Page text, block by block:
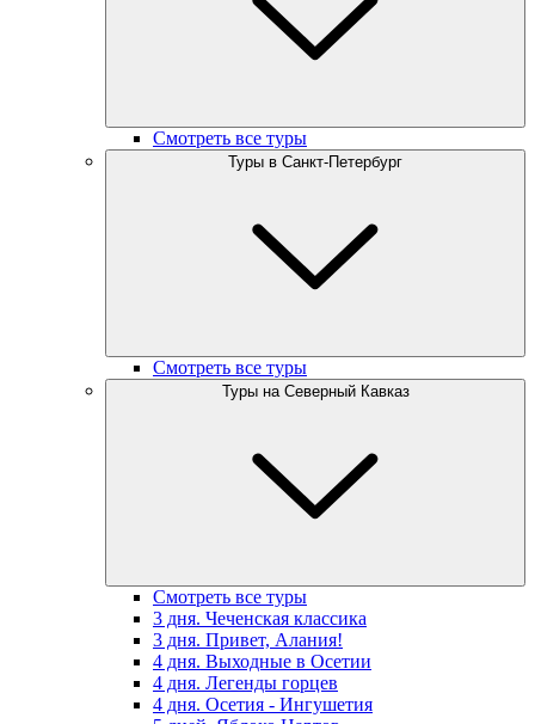
Смотреть все туры
Туры в Санкт-Петербург
Смотреть все туры
Туры на Северный Кавказ
Смотреть все туры
3 дня. Чеченская классика
3 дня. Привет, Алания!
4 дня. Выходные в Осетии
4 дня. Легенды горцев
4 дня. Осетия - Ингушетия